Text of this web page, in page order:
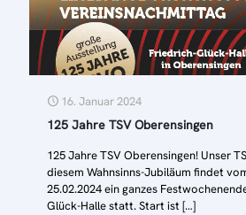
16. Januar 2024
125 Jahre TSV Oberensingen
125 Jahre TSV Oberensingen! Unser
diesem Wahnsinns-Jubiläum findet
25.02.2024 ein ganzes
Glück-Halle statt. Start ist […]